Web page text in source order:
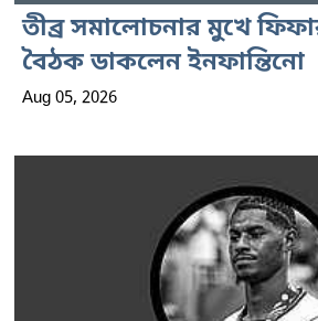
তীব্র সমালোচনার মুখে
বৈঠক ডাকলেন ইনফান্তিনো
Aug 05, 2026